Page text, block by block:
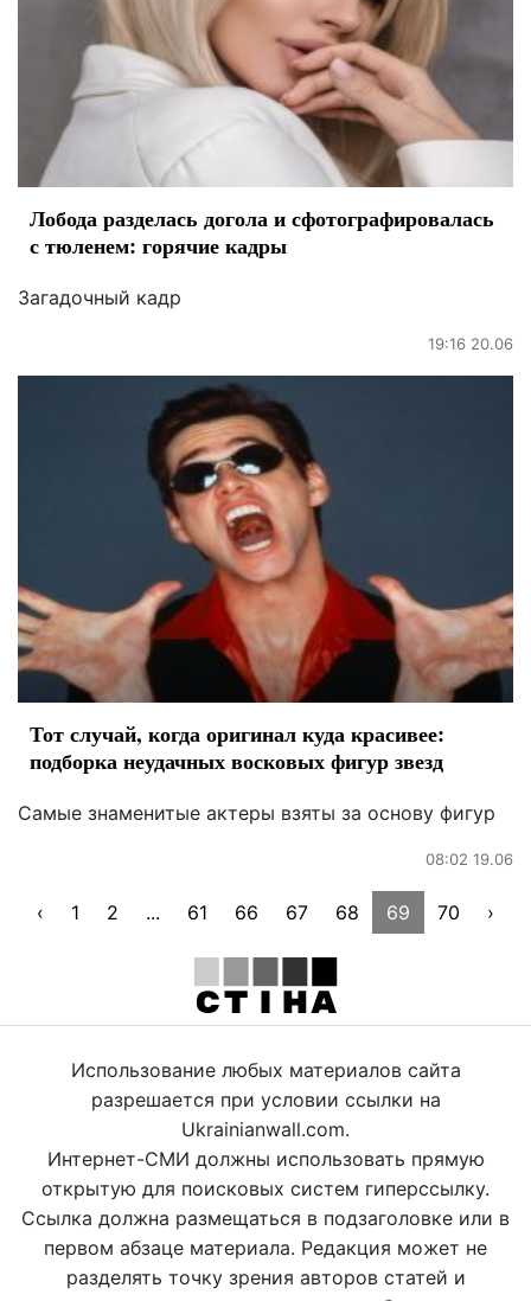
Лобода разделась догола и сфотографировалась
с тюленем: горячие кадры
Загадочный кадр
19:16 20.06
Тот случай, когда оригинал куда красивее:
подборка неудачных восковых фигур звезд
Самые знаменитые актеры взяты за основу фигур
08:02 19.06
‹ 1 2 ... 61 66 67 68 69 70 ›
Использование любых материалов сайта
разрешается при условии ссылки на
Ukrainianwall.com.
Интернет-СМИ должны использовать прямую
открытую для поисковых систем гиперссылку.
Ссылка должна размещаться в подзаголовке или в
первом абзаце материала. Редакция может не
разделять точку зрения авторов статей и